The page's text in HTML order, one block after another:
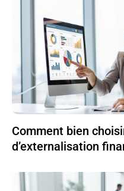
Comment bien
d’externalisation